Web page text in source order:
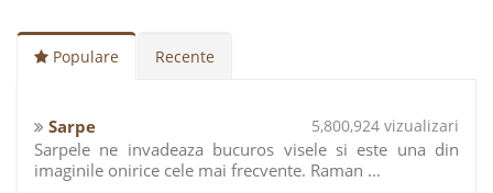
Populare Recente
Sarpe 5,800,924 vizualizari
Sarpele ne invadeaza bucuros visele si este una din
imaginile onirice cele mai frecvente. Raman ...